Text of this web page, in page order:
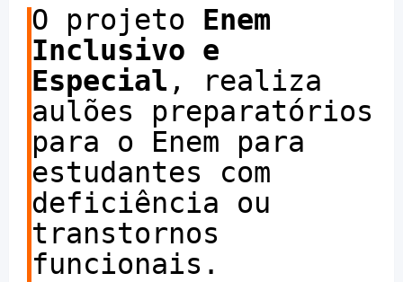
O projeto Enem
Inclusivo e
Especial , realiza
aulões preparatórios
para o Enem para
estudantes com
deficiência ou
transtornos
funcionais.